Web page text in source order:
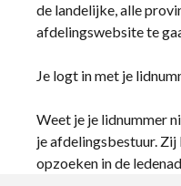
de landelijke, alle
afdelingswebsite te
Je logt in met je
Weet je je lidnummer
je afdelingsbestuur.
opzoeken in de